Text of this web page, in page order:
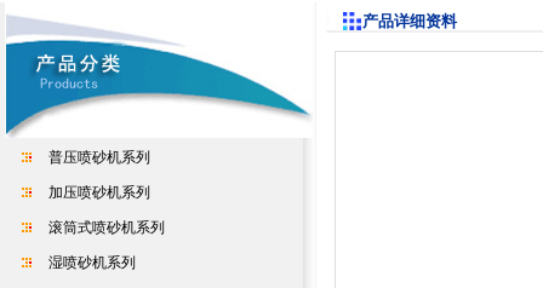
普压喷砂机系列
加压喷砂机系列
滚筒式喷砂机系列
湿喷砂机系列
产品详细资料